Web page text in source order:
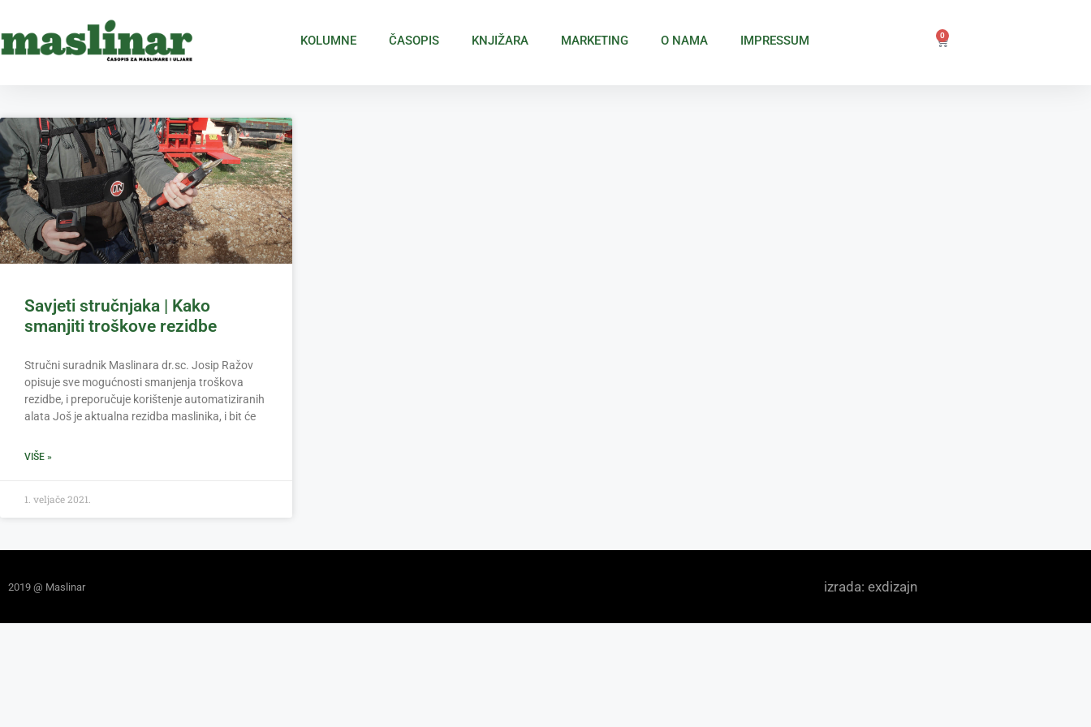
KOLUMNE ČASOPIS KNJIŽARA MARKETING O NAMA IMPRESSUM 0
Savjeti stručnjaka | Kako
smanjiti troškove rezidbe
Stručni suradnik Maslinara dr.sc. Josip Ražov
opisuje sve mogućnosti smanjenja troškova
rezidbe, i preporučuje korištenje automatiziranih
alata Još je aktualna rezidba maslinika, i bit će
VIŠE »
1. veljače 2021.
2019 @ Maslinar izrada: exdizajn